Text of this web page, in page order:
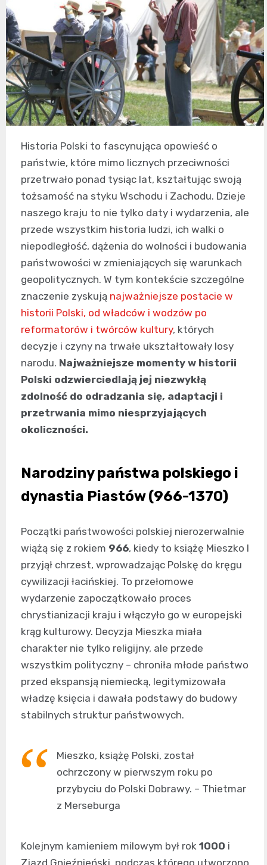
Historia Polski to fascynująca opowieść o
państwie, które mimo licznych przeciwności
przetrwało ponad tysiąc lat, kształtując swoją
tożsamość na styku Wschodu i Zachodu. Dzieje
naszego kraju to nie tylko daty i wydarzenia, ale
przede wszystkim historia ludzi, ich walki o
niepodległość, dążenia do wolności i budowania
państwowości w zmieniających się warunkach
geopolitycznych. W tym kontekście szczególne
znaczenie zyskują najważniejsze postacie w
historii Polski, od władców i wodzów po
reformatorów i twórców kultury, których
decyzje i czyny na trwałe ukształtowały losy
narodu. Najważniejsze momenty w historii
Polski odzwierciedlają jej niezwykłą
zdolność do odradzania się, adaptacji i
przetrwania mimo niesprzyjających
okoliczności.
Narodziny państwa polskiego i
dynastia Piastów (966-1370)
Początki państwowości polskiej nierozerwalnie
wiążą się z rokiem 966, kiedy to książę Mieszko I
przyjął chrzest, wprowadzając Polskę do kręgu
cywilizacji łacińskiej. To przełomowe
wydarzenie zapoczątkowało proces
chrystianizacji kraju i włączyło go w europejski
krąg kulturowy. Decyzja Mieszka miała
charakter nie tylko religijny, ale przede
wszystkim polityczny – chroniła młode państwo
przed ekspansją niemiecką, legitymizowała
władzę księcia i dawała podstawy do budowy
stabilnych struktur państwowych.
Mieszko, książę Polski, został
ochrzczony w pierwszym roku po
przybyciu do Polski Dobrawy. – Thietmar
z Merseburga
Kolejnym kamieniem milowym był rok 1000 i
Zjazd Gnieźnieński, podczas którego utworzono